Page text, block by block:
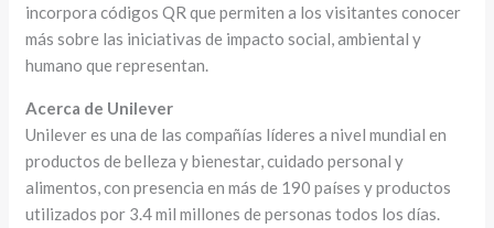
incorpora códigos QR que permiten a los visitantes conocer
más sobre las iniciativas de impacto social, ambiental y
humano que representan.
Acerca de Unilever
Unilever es una de las compañías líderes a nivel mundial en
productos de belleza y bienestar, cuidado personal y
alimentos, con presencia en más de 190 países y productos
utilizados por 3.4 mil millones de personas todos los días.